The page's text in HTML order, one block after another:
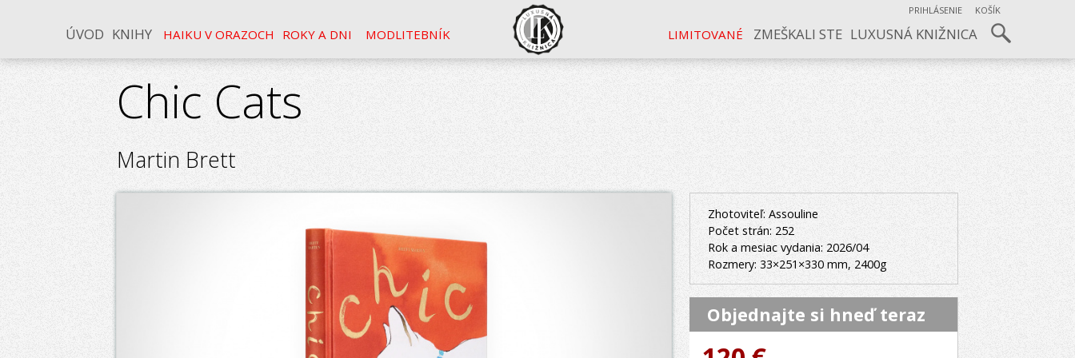
KOŠÍK
PRIHLÁSENIE
ÚVOD KNIHY HAIKU V ORAZOCH ROKY A DNI MODLITEBNÍK LUXUSNÁ KNIŽNICA
ZMEŠKALI STE
LIMITOVANÉ
Chic Cats
Martin Brett
Zhotoviteľ: Assouline
Počet strán: 252
Rok a mesiac vydania: 2026/04
Rozmery: 33×251×330 mm, 2400g
Objednajte si hneď teraz